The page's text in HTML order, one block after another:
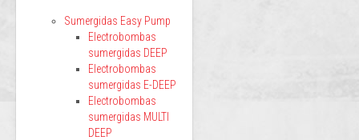
Sumergidas Easy Pump
Electrobombas
sumergidas DEEP
Electrobombas
sumergidas E-DEEP
Electrobombas
sumergidas MULTI
DEEP